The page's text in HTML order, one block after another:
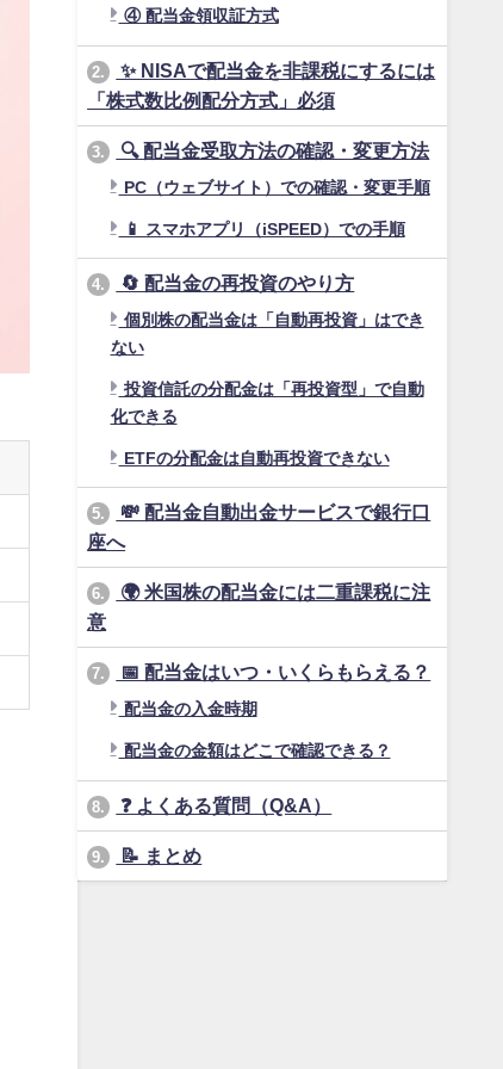
④ 配当金領収証方式
2.
✨ NISAで配当金を非課税にするには
「株式数比例配分方式」必須
3. 🔍 配当金受取方法の確認・変更方法
PC（ウェブサイト）での確認・変更手順
📱 スマホアプリ（iSPEED）での手順
4. 🔄 配当金の再投資のやり方
個別株の配当金は「自動再投資」はでき
ない
投資信託の分配金は「再投資型」で自動
化できる
ETFの分配金は自動再投資できない
5.
💸 配当金自動出金サービスで銀行口
座へ
6.
🌍 米国株の配当金には二重課税に注
意
7. 📅 配当金はいつ・いくらもらえる？
配当金の入金時期
配当金の金額はどこで確認できる？
8. ❓ よくある質問（Q&A）
9. 📝 まとめ